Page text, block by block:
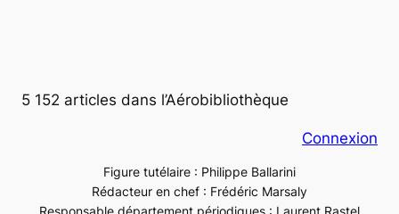
5 152 articles dans l’Aérobibliothèque
Connexion
Figure tutélaire : Philippe Ballarini
Rédacteur en chef : Frédéric Marsaly